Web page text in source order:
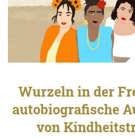
Wurzeln in der
autobiografische
von